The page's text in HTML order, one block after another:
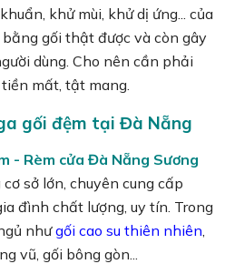
khử mùi, khử dị ứng... của
gối thật được và còn gây
dùng. Cho nên cần phải
mất, tật mang.
gối đệm tại Đà Nẵng
- Rèm cửa Đà Nẵng Sương
sở lớn, chuyên cung cấp
đình chất lượng, uy tín. Trong
nhưgối cao su thiên nhiên
vũ, gối bông gòn...